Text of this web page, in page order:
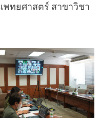
พทยศาสตร์ สาขาวิชา